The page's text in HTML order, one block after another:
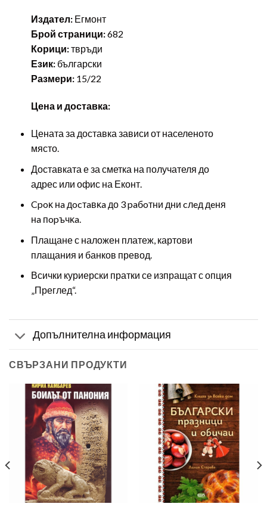
Издател:Егмонт
Брой страници:682
Корици:твръди
Език:български
Размери:15/22
Цена и доставка:
Цената за доставка зависи от населеното
място.
Доставката е за сметка на получателя до
адрес или офис на Еконт.
Cpoĸ нa дocтaвĸa до 3 paбoтни дни cлeд дeня
нa пopъчĸa.
Плащане с наложен платеж, картови
плащания и банков превод.
Всички куриерски пратки се изпращат с опция
„Преглед“.
Допълнителна информация
СВЪРЗАНИ ПРОДУКТИ